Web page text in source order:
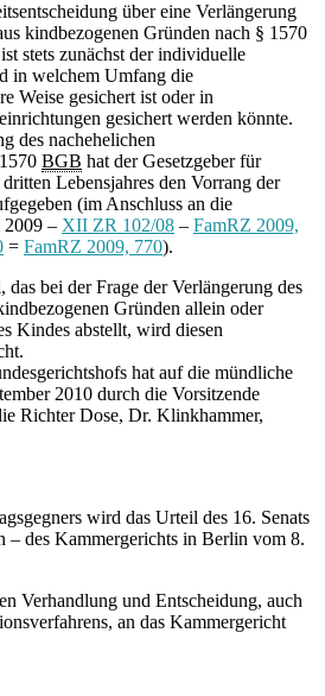
über eine Verlängerung
kindbezogenen Gründen nach § 1570
ist stets zunächst der individuelle
in welchem Umfang die
Weise gesichert ist oder in
gesichert werden könnte.
des nachehelichen
BGB hat der Gesetzgeber für
Lebensjahres den Vorrang der
(im Anschluss an die
2009 – XII ZR 102/08 – FamRZ 2009,
= FamRZ 2009, 770).
bei der Frage der Verlängerung des
Gründen allein oder
Kindes abstellt, wird diesen
hat auf die mündliche
2010 durch die Vorsitzende
Richter Dose, Dr. Klinkhammer,
wird das Urteil des 16. Senats
– des Kammergerichts in Berlin vom 8.
Verhandlung und Entscheidung, auch
an das Kammergericht